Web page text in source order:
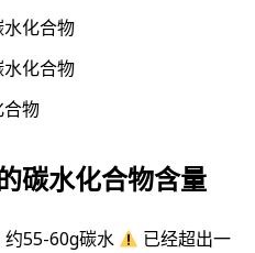
化合物
化合物
合物
碳水化合物含量
55-60g碳水
已经超出一